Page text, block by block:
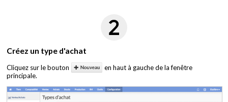
Créez un type d'achat
Cliquez sur le bouton
en haut à gauche de la fenêtre
principale.